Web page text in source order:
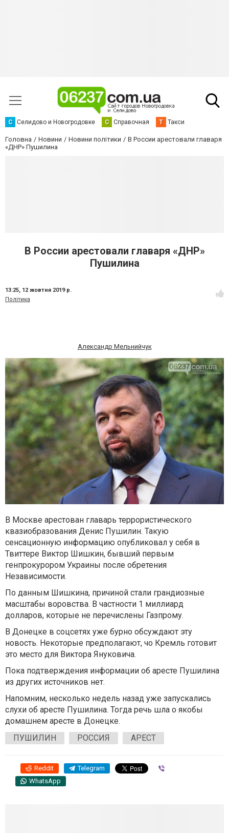
С Селидово и Новогродовке С Справочная Т Такси
Головна Новини Новини політики
В России арестовали главаря
«ДНР» Пушилина
В России арестовали главаря «ДНР»
Пушилина
13:25, 12 жовтня 2019 р.
Політика
Александр Мельнийчук
В Москве арестован главарь террористического
квазиобразования Денис Пушилин. Такую
сенсационную информацию опубликовал у себя в
Твиттере Виктор Шишкин, бывший первым
генпрокурором Украины после обретения
Независимости.
По данным Шишкина, причиной стали грандиозные
масштабы воровства. В частности 1 миллиард
долларов, которые не перечислены Газпрому.
В Донецке в соцсетях уже бурно обсуждают эту
новость. Некоторые предполагают, чо Кремль готовит
это место для Виктора Януковича.
Пока подтверждения информации об аресте Пушилина
из других источников нет.
Напомним, несколько недель назад уже запускались
слухи об аресте Пушилина. Тогда речь шла о якобы
домашнем аресте в Донецке.
ПУШИЛИН
РОССИЯ АРЕСТ
Reddit Telegram
WhatsApp